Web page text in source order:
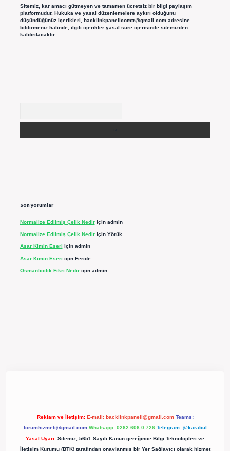
Sitemiz, kar amacı gütmeyen ve tamamen ücretsiz bir bilgi paylaşım
platformudur. Hukuka ve yasal düzenlemelere aykırı olduğunu
düşündüğünüz içerikleri, backlinkpanelicomtr@gmail.comadresine
bildirmeniz halinde, ilgili içerikler yasal süre içerisinde sitemizden
kaldırılacaktır.
Son yorumlar
Normalize Edilmiş Çelik Nediriçin admin
Normalize Edilmiş Çelik Nediriçin Yörük
Asar Kimin Eseri için admin
Asar Kimin Eseri için Feride
Osmanlıcılık Fikri Nediriçin admin
Reklam ve İletişim: E-mail: backlinkpaneli@gmail.com Teams:
forumhizmeti@gmail.com Whatsapp: 0262 606 0 726 Telegram: @karabul
Yasal Uyarı: Sitemiz, 5651 Sayılı Kanun gereğince Bilgi Teknolojileri ve
İletişim Kurumu (BTK) tarafından onaylanmış bir Yer Sağlayıcı olarak hizmet